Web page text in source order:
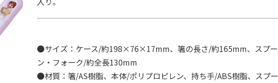
●サイズ：ケース/約198×76×17mm、箸の長さ/約165mm、スプー
ン・フォーク/約全長130mm
●材質：箸/AS樹脂、本体/ポリプロピレン、持ち手/ABS樹脂、スプー